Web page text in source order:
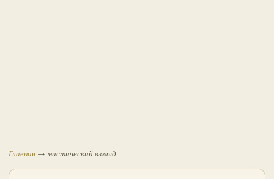
Главная → мистический взгляд